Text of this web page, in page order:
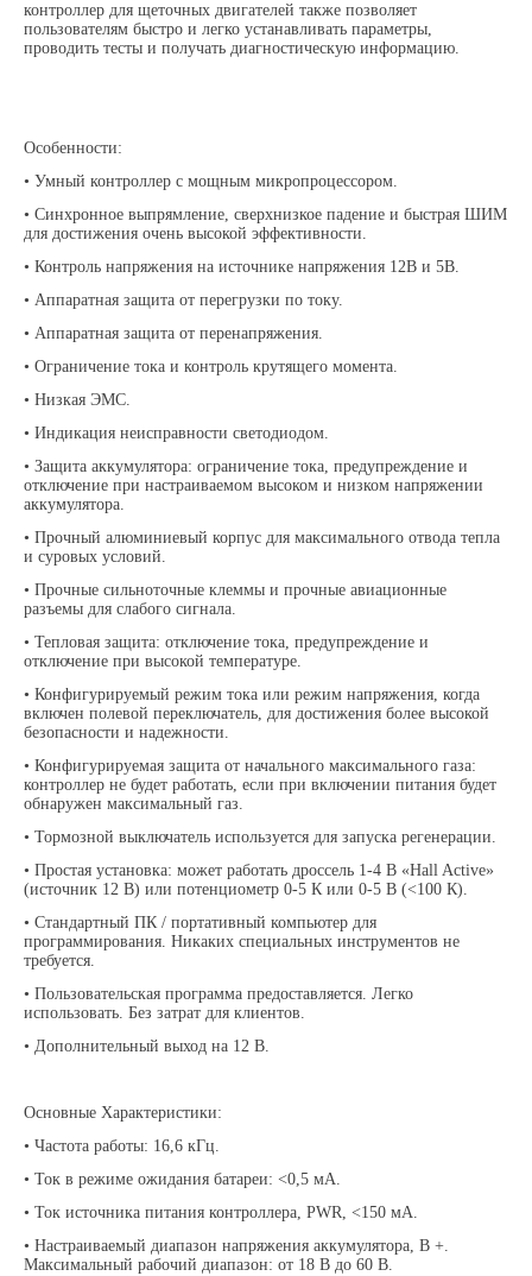
контроллер длящеточных двигателей также позволяет
пользователям быстро и легко устанавливать параметры,
проводить тесты и получать диагностическую информацию.
Особенности:
• Умный контроллер с мощным микропроцессором.
• Синхронное выпрямление, сверхнизкое падение и быстрая ШИМ
для достижения очень высокой эффективности.
• Контроль напряжения на источнике напряжения 12В и 5В.
• Аппаратная защита от перегрузки по току.
• Аппаратная защита от перенапряжения.
• Ограничение тока и контроль крутящего момента.
• Низкая ЭМС.
• Индикация неисправности светодиодом.
• Защита аккумулятора: ограничение тока, предупреждение и
отключение при настраиваемом высоком и низком напряжении
аккумулятора.
• Прочный алюминиевый корпус для максимального отвода тепла
и суровых условий.
• Прочные сильноточные клеммы и прочные авиационные
разъемы для слабого сигнала.
• Тепловая защита: отключение тока, предупреждение и
отключение при высокой температуре.
• Конфигурируемый режим тока или режим напряжения, когда
включен полевой переключатель, для достижения более высокой
безопасности и надежности.
• Конфигурируемая защита от начального максимального газа:
контроллер не будет работать, если при включении питания будет
обнаружен максимальный газ.
• Тормозной выключатель используется для запуска регенерации.
• Простая установка: может работать дроссель 1-4 В «Hall Active»
(источник 12 В) или потенциометр 0-5 К или 0-5 В (<100 К).
• Стандартный ПК / портативный компьютер для
программирования. Никаких специальных инструментов не
требуется.
• Пользовательская программа предоставляется. Легко
использовать. Без затрат для клиентов.
• Дополнительный выход на 12 В.
Основные Характеристики:
• Частота работы: 16,6 кГц.
• Ток в режиме ожидания батареи: <0,5 мА.
• Ток источника питания контроллера, PWR, <150 мА.
• Настраиваемый диапазон напряжения аккумулятора, B +.
Максимальный рабочий диапазон: от 18 В до 60 В.